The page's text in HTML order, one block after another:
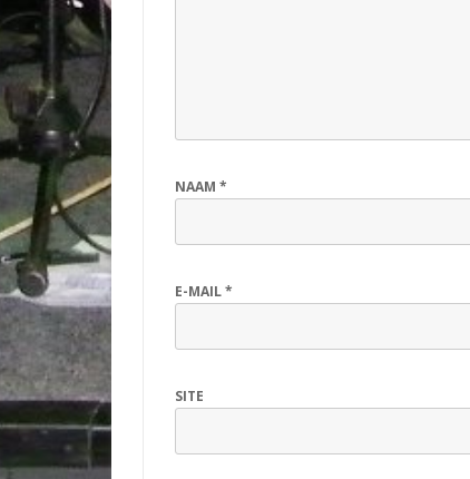
NAAM *
E-MAIL*
SITE